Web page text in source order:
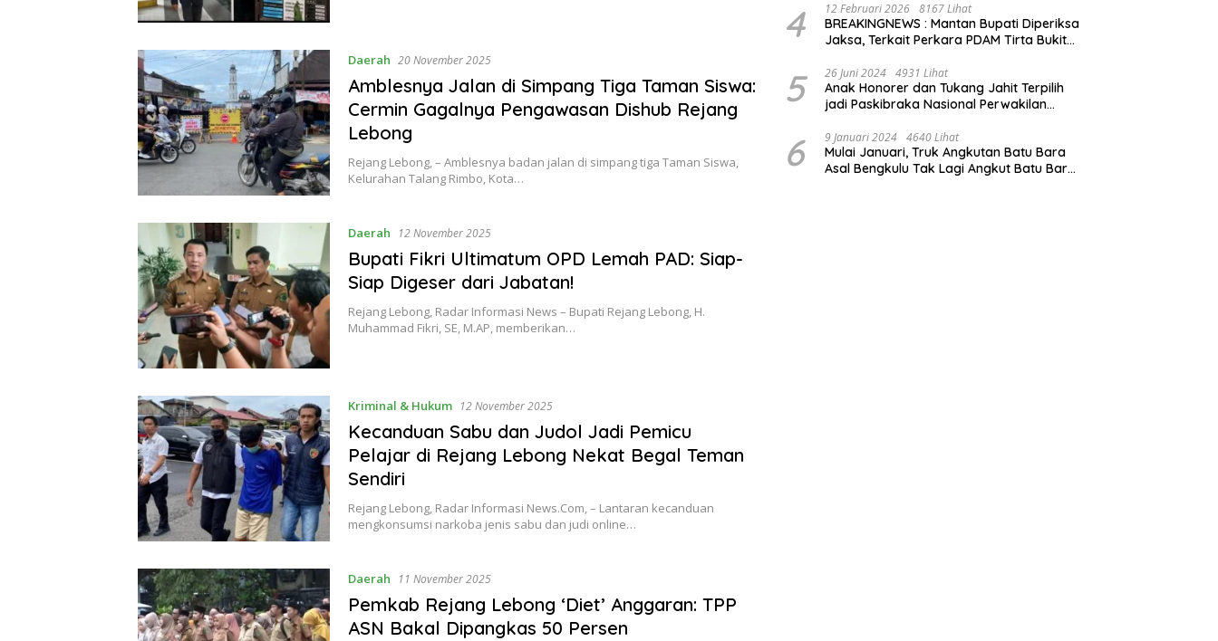
Daerah 20 November 2025
Amblesnya Jalan di Simpang Tiga Taman Siswa:
Cermin Gagalnya Pengawasan Dishub Rejang
Lebong
Rejang Lebong, – Amblesnya badan jalan di simpang tiga Taman Siswa,
Kelurahan Talang Rimbo, Kota…
Daerah 12 November 2025
Bupati Fikri Ultimatum OPD Lemah PAD: Siap-
Siap Digeser dari Jabatan!
Rejang Lebong, Radar Informasi News – Bupati Rejang Lebong, H.
Muhammad Fikri, SE, M.AP, memberikan…
Kriminal & Hukum 12 November 2025
Kecanduan Sabu dan Judol Jadi Pemicu
Pelajar di Rejang Lebong Nekat Begal Teman
Sendiri
Rejang Lebong, Radar Informasi News.Com, – Lantaran kecanduan
mengkonsumsi narkoba jenis sabu dan judi online…
Daerah 11 November 2025
Pemkab Rejang Lebong ‘Diet’ Anggaran: TPP
ASN Bakal Dipangkas 50 Persen
4 12 Februari 2026 8167 Lihat
BREAKINGNEWS : Mantan Bupati Diperiksa
Jaksa, Terkait Perkara PDAM Tirta Bukit
5 26 Juni 2024 4931 Lihat
Anak Honorer dan Tukang Jahit Terpilih
jadi Paskibraka Nasional Perwakilan
6 9 Januari 2024 4640 Lihat
Mulai Januari, Truk Angkutan Batu Bara
Asal Bengkulu Tak Lagi Angkut Batu Bara